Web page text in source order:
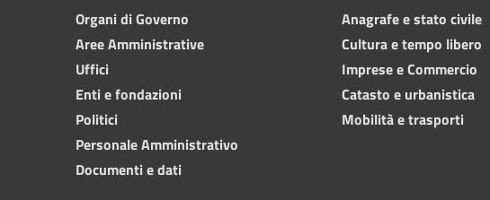
Organi di Governo
Aree Amministrative
Uffici
Enti e fondazioni
Politici
Personale Amministrativo
Documenti e dati
Anagrafe e stato civile
Cultura e tempo libero
Imprese e Commercio
Catasto e urbanistica
Mobilità e trasporti